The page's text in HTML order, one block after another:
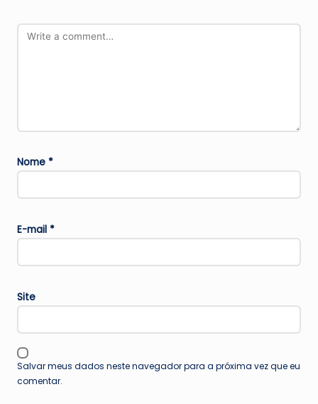
Nome *
E-mail *
Site
Salvar meus dados neste navegador para a próxima vez que eu
comentar.